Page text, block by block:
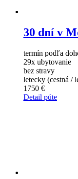
30 dní v
termín podľa
29x ubytovanie
bez stravy
letecky (cestná /
1750 €
Detail púte